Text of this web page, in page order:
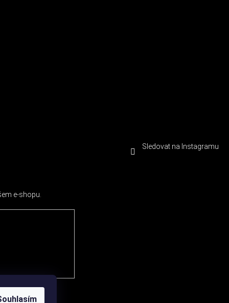
Sledovat na Instagramu
e-shopu.